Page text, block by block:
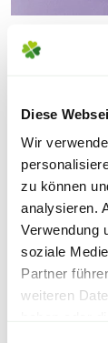
Diese
Wir
zu können
analysieren.
Verwendung
soziale
Partner
weiteren